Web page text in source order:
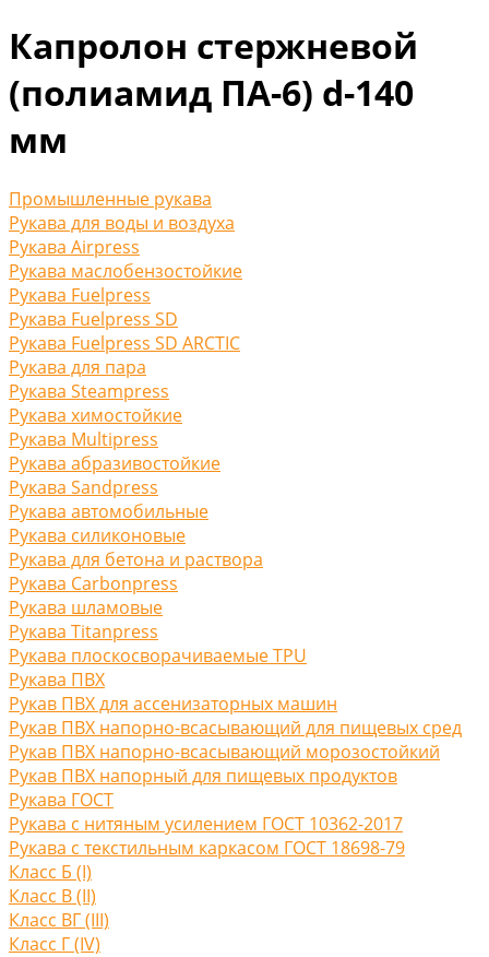
Капролон стержневой
(полиамид ПА-6) d-140
мм
Промышленные рукава
Рукава для воды и воздуха
Рукава Airpress
Рукава маслобензостойкие
Рукава Fuelpress
Рукава Fuelpress SD
Рукава Fuelpress SD ARCTIC
Рукава для пара
Рукава Steampress
Рукава химостойкие
Рукава Multipress
Рукава абразивостойкие
Рукава Sandpress
Рукава автомобильные
Рукава силиконовые
Рукава для бетона и раствора
Рукава Carbonpress
Рукава шламовые
Рукава Titanpress
Рукава плоскосворачиваемые TPU
Рукава ПВХ
Рукав ПВХ для ассенизаторных машин
Рукав ПВХ напорно-всасывающий для пищевых сред
Рукав ПВХ напорно-всасывающий морозостойкий
Рукав ПВХ напорный для пищевых продуктов
Рукава ГОСТ
Рукава с нитяным усилением ГОСТ 10362-2017
Рукава с текстильным каркасом ГОСТ 18698-79
Класс Б (I)
Класс В (II)
Класс ВГ (III)
Класс Г (IV)